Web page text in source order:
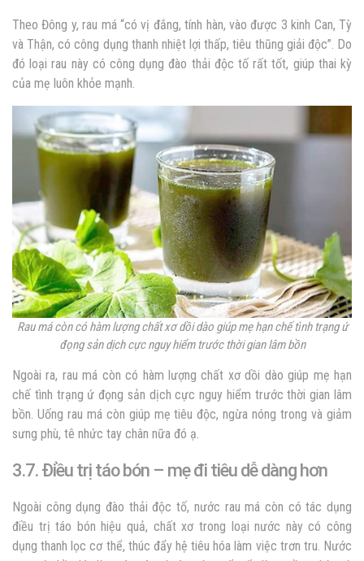
Theo Đông y, rau má “có vị đắng, tính hàn, vào được 3 kinh Can, Tỳ
và Thận, có công dụng thanh nhiệt lợi thấp, tiêu thũng giải độc”. Do
đó loại rau này có công dụng đào thải độc tố rất tốt, giúp thai kỳ
của mẹ luôn khỏe mạnh.
Rau má còn có hàm lượng chất xơ dồi dào giúp mẹ hạn chế tình trạng ứ
đọng sản dịch cực nguy hiểm trước thời gian lâm bồn
Ngoài ra, rau má còn có hàm lượng chất xơ dồi dào giúp mẹ hạn
chế tình trạng ứ đọng sản dịch cực nguy hiểm trước thời gian lâm
bồn. Uống rau má còn giúp mẹ tiêu độc, ngừa nóng trong và giảm
sưng phù, tê nhức tay chân nữa đó ạ.
3.7. Điều trị táo bón – mẹ đi tiêu dễ dàng hơn
Ngoài công dụng đào thải độc tố, nước rau má còn có tác dụng
điều trị táo bón hiệu quả, chất xơ trong loại nước này có công
dụng thanh lọc cơ thể, thúc đẩy hệ tiêu hóa làm việc trơn tru. Nước